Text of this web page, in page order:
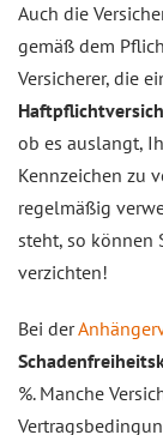
Auch die
gemäß dem
Versicherer, die
ob es auslangt,
Kennzeichen zu
regelmäßig
steht, so können
verzichten!
Bei der
%. Manche